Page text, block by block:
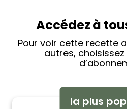
Accédez à
Pour voir cette recette
autres,
la plus